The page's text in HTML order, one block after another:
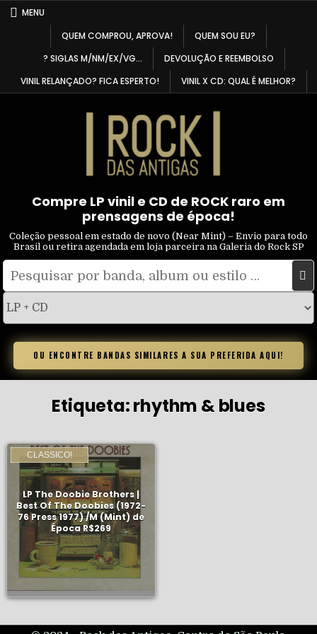
SkipMENU
QUEM COMPROU, APROVA!
QUEM SOU EU?
? SIGLAS M/NM/EX/VG…
DEVOLUÇÃO E REEMBOLSO
VINIL RELANÇADO? FICA ESPERTO!
VINIL X CD: QUAL É MELHOR?
Compre LP vinil e CD de ROCK raro em
prensagens de época!
Coleção pessoal em estado de novo (Near Mint) – Envio para todo
Brasil ou retira agendada em loja parceira na Galeria do Rock SP
Pesquisar
tipo
OU ENCONTRE BANDAS SIMILARES A SUA PREFERIDA AQUI!
Etiqueta:rhythm & blues
CLASSICO!
LP The Doobie Brothers |
Best Of The Doobies (1972-
76 Press 1977) /M (Mint) de
Época R$269